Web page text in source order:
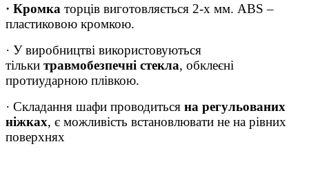
· Кромка торців виготовляється 2-х мм. ABS –
пластиковою кромкою.
· У виробництві використовуються
тільки травмобезпечні стекла, обклеєні
протиударною плівкою.
· Складання шафи проводиться на регульованих
ніжках, є можливість встановлювати не на рівних
поверхнях